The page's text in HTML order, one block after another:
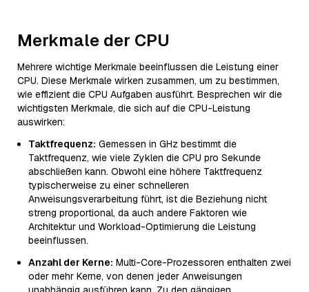
Merkmale der CPU
Mehrere wichtige Merkmale beeinflussen die Leistung einer
CPU. Diese Merkmale wirken zusammen, um zu bestimmen,
wie effizient die CPU Aufgaben ausführt. Besprechen wir die
wichtigsten Merkmale, die sich auf die CPU-Leistung
auswirken:
Taktfrequenz: Gemessen in GHz bestimmt die
Taktfrequenz, wie viele Zyklen die CPU pro Sekunde
abschließen kann. Obwohl eine höhere Taktfrequenz
typischerweise zu einer schnelleren
Anweisungsverarbeitung führt, ist die Beziehung nicht
streng proportional, da auch andere Faktoren wie
Architektur und Workload-Optimierung die Leistung
beeinflussen.
Anzahl der Kerne: Multi-Core-Prozessoren enthalten zwei
oder mehr Kerne, von denen jeder Anweisungen